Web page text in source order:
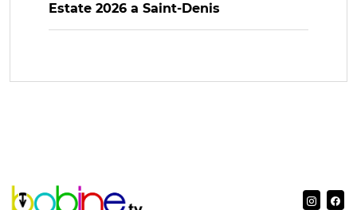
Estate 2026 a Saint-Denis